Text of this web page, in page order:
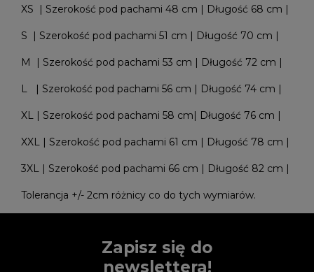
XS | Szerokość pod pachami 48 cm | Długość 68 cm |
S | Szerokość pod pachami 51 cm | Długość 70 cm |
M | Szerokość pod pachami 53 cm | Długość 72 cm |
L | Szerokość pod pachami 56 cm | Długość 74 cm |
XL | Szerokość pod pachami 58 cm| Długość 76 cm |
XXL | Szerokość pod pachami 61 cm | Długość 78 cm |
3XL | Szerokość pod pachami 66 cm | Długość 82 cm |
Tolerancja +/- 2cm różnicy co do tych wymiarów.
Zapisz się do
newslettera!